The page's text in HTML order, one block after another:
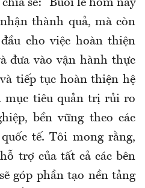
sẻ: “Buổi lễ hôm nay
thành quả, mà còn
cho việc hoàn thiện
đưa vào vận hành thực
tiếp tục hoàn thiện hệ
mục tiêu quản trị rủi ro
bền vững theo các
tế. Tôi mong rằng,
trợ của tất cả các bên
góp phần tạo nền tảng